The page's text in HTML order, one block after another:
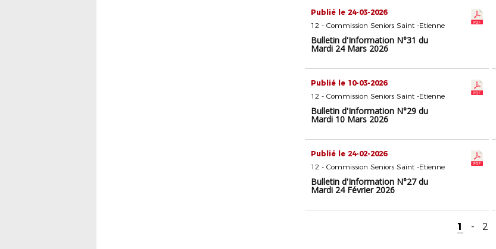
Publié le 24-03-2026
12 - Commission Seniors Saint -Etienne
Bulletin d'Information N°31 du
Mardi 24 Mars 2026
Publié le 10-03-2026
12 - Commission Seniors Saint -Etienne
Bulletin d'Information N°29 du
Mardi 10 Mars 2026
Publié le 24-02-2026
12 - Commission Seniors Saint -Etienne
Bulletin d'Information N°27 du
Mardi 24 Février 2026
1 - 2